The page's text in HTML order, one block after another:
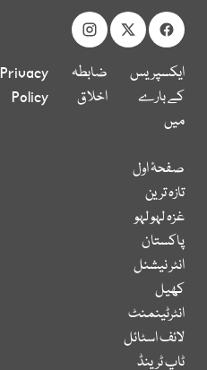
ایکسپریس
کے بارے
میں
ضابطہ
اخلاق
Privacy
Policy
صفحۂ اول
تازہ ترین
غزہ لہو لہو
پاکستان
انٹر نیشنل
کھیل
انٹرٹینمنٹ
لائف اسٹائل
ٹاپ ٹرینڈ